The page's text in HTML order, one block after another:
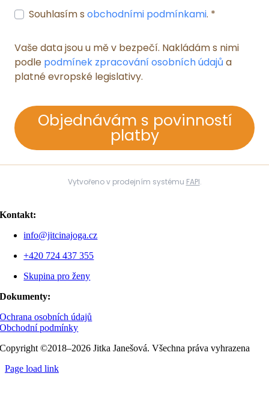
Souhlasím sobchodními podmínkami. *
Vaše data jsou u mě v bezpečí. Nakládám s nimi
podle podmínek zpracování osobních údajů a
platné evropské legislativy.
Objednávám s povinností
platby
Vytvořeno v prodejním systému FAPI.
Kontakt:
info@jitcinajoga.cz
+420 724 437 355
Skupina pro ženy
Dokumenty:
Ochrana osobních údajů
Obchodní podmínky
Copyright ©2018–2026 Jitka Janešová. Všechna práva vyhrazena
Page load link